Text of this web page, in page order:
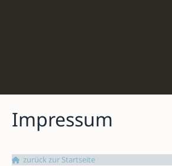
Impressum
zurück zur Startseite